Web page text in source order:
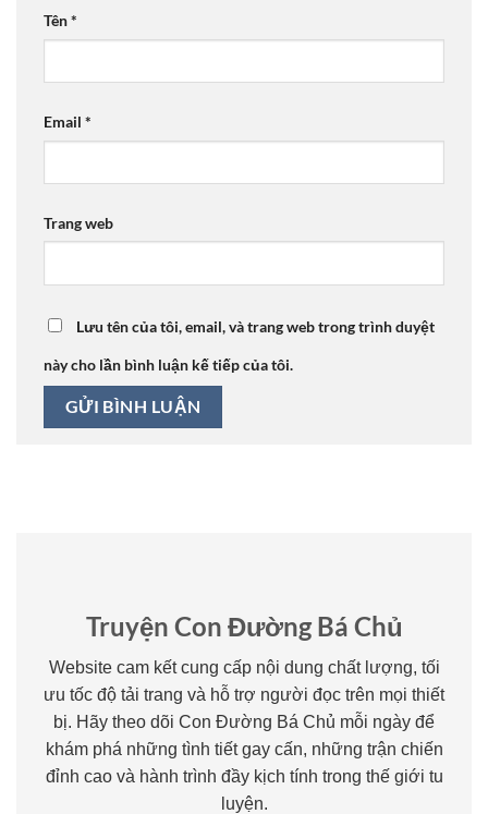
Tên*
Email *
Trang web
Lưu tên của tôi, email, và trang web trong trình duyệt
này cho lần bình luận kế tiếp của tôi.
Truyện Con Đường Bá Chủ
Website cam kết cung cấp nội dung chất lượng, tối
ưu tốc độ tải trang và hỗ trợ người đọc trên mọi thiết
bị. Hãy theo dõi Con Đường Bá Chủ mỗi ngày để
khám phá những tình tiết gay cấn, những trận chiến
đỉnh cao và hành trình đầy kịch tính trong thế giới tu
luyện.